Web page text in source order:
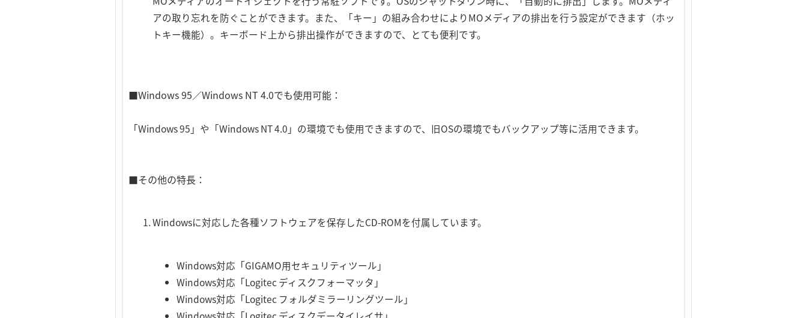
アの取り忘れを防ぐことができます。また、「キー」の組み合わせによりMOメディアの排出を行う設定ができます（ホッ
トキー機能）。キーボード上から排出操作ができますので、とても便利です。
■Windows 95／Windows NT 4.0でも使用可能：
「Windows 95」や「Windows NT 4.0」の環境でも使用できますので、旧OSの環境でもバックアップ等に活用できます。
■その他の特長：
Windowsに対応した各種ソフトウェアを保存したCD-ROMを付属しています。
Windows対応「GIGAMO用セキュリティツール」
Windows対応「Logitec ディスクフォーマッタ」
Windows対応「Logitec フォルダミラーリングツール」